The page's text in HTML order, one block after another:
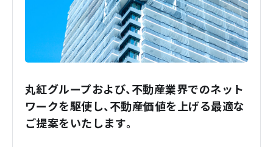
丸紅グループおよび、不動産業界でのネット
ワークを駆使し、不動産価値を上げる最適な
ご提案をいたします。